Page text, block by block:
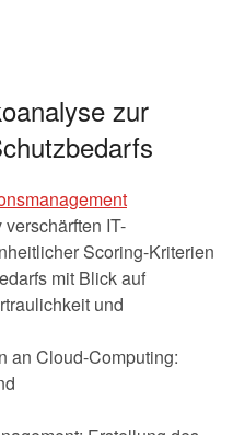
zur
IT-
Scoring-Kriterien
mit Blick auf
und
an Cloud-Computing: